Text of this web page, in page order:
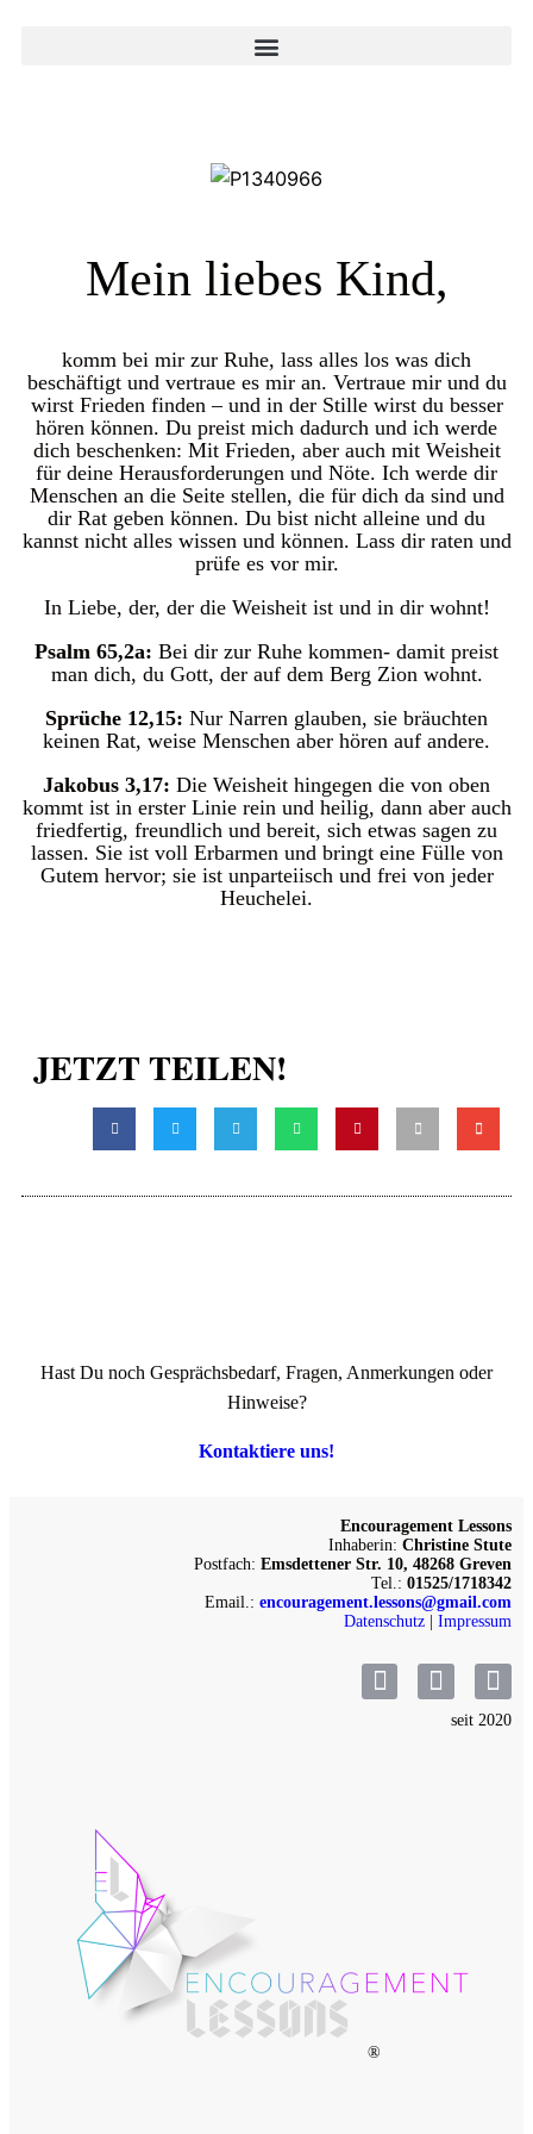
Mein liebes Kind,
komm bei mir zur Ruhe, lass alles los was dich
beschäftigt und vertraue es mir an. Vertraue mir und du
wirst Frieden finden – und in der Stille wirst du besser
hören können. Du preist mich dadurch und ich werde
dich beschenken: Mit Frieden, aber auch mit Weisheit
für deine Herausforderungen und Nöte. Ich werde dir
Menschen an die Seite stellen, die für dich da sind und
dir Rat geben können. Du bist nicht alleine und du
kannst nicht alles wissen und können. Lass dir raten und
prüfe es vor mir.
In Liebe, der, der die Weisheit ist und in dir wohnt!
Psalm 65,2a: Bei dir zur Ruhe kommen- damit preist
man dich, du Gott, der auf dem Berg Zion wohnt.
Sprüche 12,15: Nur Narren glauben, sie bräuchten
keinen Rat, weise Menschen aber hören auf andere.
Jakobus 3,17: Die Weisheit hingegen die von oben
kommt ist in erster Linie rein und heilig, dann aber auch
friedfertig, freundlich und bereit, sich etwas sagen zu
lassen. Sie ist voll Erbarmen und bringt eine Fülle von
Gutem hervor; sie ist unparteiisch und frei von jeder
Heuchelei.
JETZT TEILEN!
Hast Du noch Gesprächsbedarf, Fragen, Anmerkungen oder
Hinweise?
Kontaktiere uns!
Encouragement Lessons
Inhaberin: Christine Stute
Postfach: Emsdettener Str. 10, 48268 Greven
Tel.: 01525/1718342
Email.: encouragement.lessons@gmail.com
Datenschutz | Impressum
seit 2020
®